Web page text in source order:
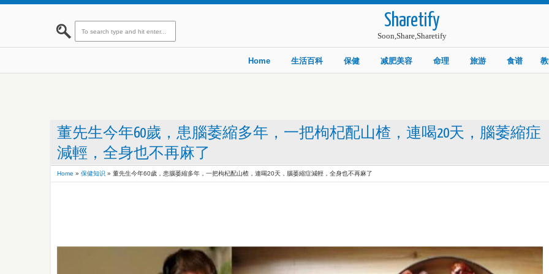
Sharetify
Soon,Share,Sharetify
Home 生活百科 保健 减肥美容 命理 旅游 食谱
董先生今年60歲，患腦萎縮多年，一把枸杞配山楂，連喝20天，腦萎縮症
減輕，全身也不再麻了
Home » 保健知识 » 董先生今年60歲，患腦萎縮多年，一把枸杞配山楂，連喝20天，腦萎縮症減輕，全身也不再麻了